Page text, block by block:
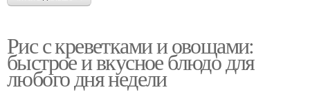
Рис с креветками и овощами:
быстрое и вкусное блюдо для
любого дня недели